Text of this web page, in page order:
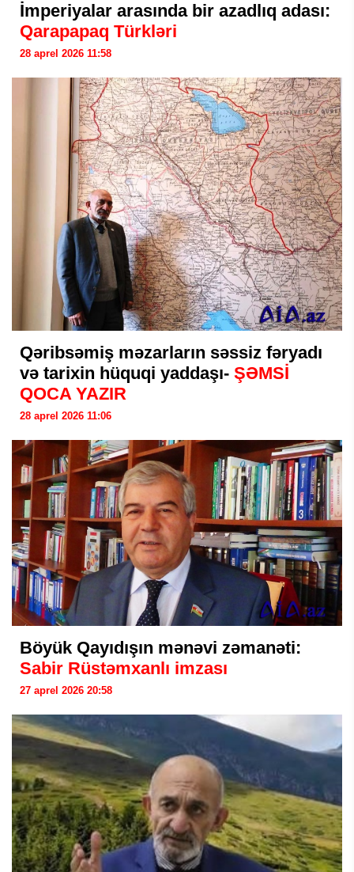
İmperiyalar arasında bir azadlıq adası:
Qarapapaq Türkləri
28 aprel 2026 11:58
Qəribsəmiş məzarların səssiz fəryadı
və tarixin hüquqi yaddaşı- ŞƏMSİ
QOCA YAZIR
28 aprel 2026 11:06
Böyük Qayıdışın mənəvi zəmanəti:
Sabir Rüstəmxanlı imzası
27 aprel 2026 20:58